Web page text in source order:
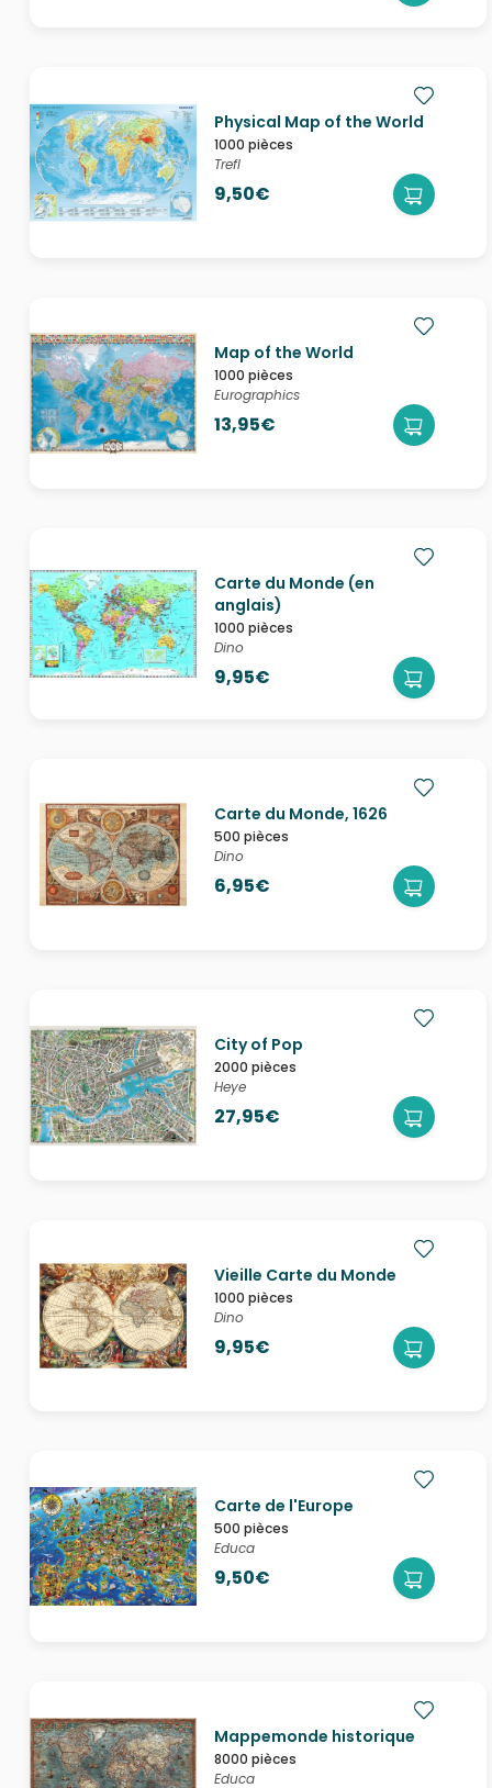
Physical Map of the World
1000 pièces
Trefl
9,50€
Map of the World
1000 pièces
Eurographics
13,95€
Carte du Monde (en
anglais)
1000 pièces
Dino
9,95€
Carte du Monde, 1626
500 pièces
Dino
6,95€
City of Pop
2000 pièces
Heye
27,95€
Vieille Carte du Monde
1000 pièces
Dino
9,95€
Carte de l'Europe
500 pièces
Educa
9,50€
Mappemonde historique
8000 pièces
Educa